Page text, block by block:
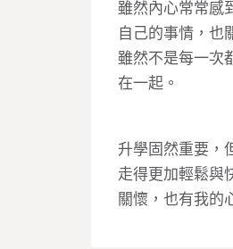
雖然內心常常感
自己的事情，也
雖然不是每一次
在一起。
升學固然重要，
走得更加輕鬆與
關懷，也有我的